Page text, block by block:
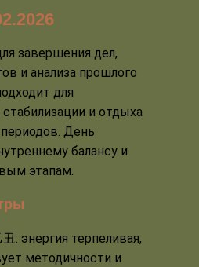
завершения дел,
и анализа прошлого
для
и отдыха
День
балансу и
этапам.
丑: энергия терпеливая,
методичности и